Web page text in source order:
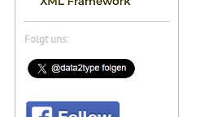
Folgt uns: